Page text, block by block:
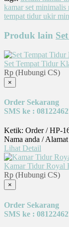
kamar set minimalis
tempat tidur ukir
Produk lain
Set Tempat Tidur
Rp (Hubungi CS)
×
Order Sekarang
SMS ke :
Ketik: Order / HP-
Nama anda /
Lihat Detail
Kamar Tidur Royal
Rp (Hubungi CS)
×
Order Sekarang
SMS ke :